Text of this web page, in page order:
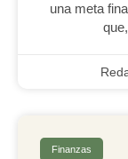
una meta
Finanzas